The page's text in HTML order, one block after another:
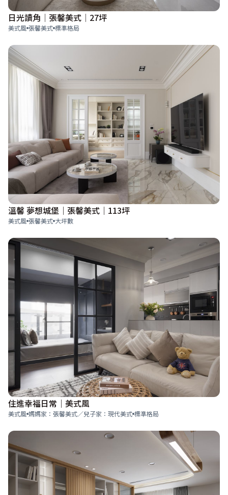
日光讀角│張馨美式│27坪
美式風 張馨美式 標準格局
溫馨 夢想城堡｜張馨美式｜113坪
美式風 張馨美式 大坪數
住進幸福日常｜美式風
美式風 媽媽家：張馨美式／兒子家：現代美式 標準格局